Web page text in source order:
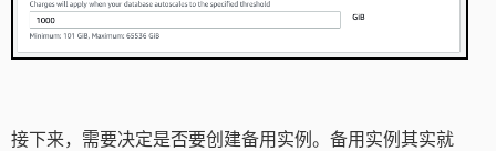
接下来，需要决定是否要创建备用实例。备用实例其实就